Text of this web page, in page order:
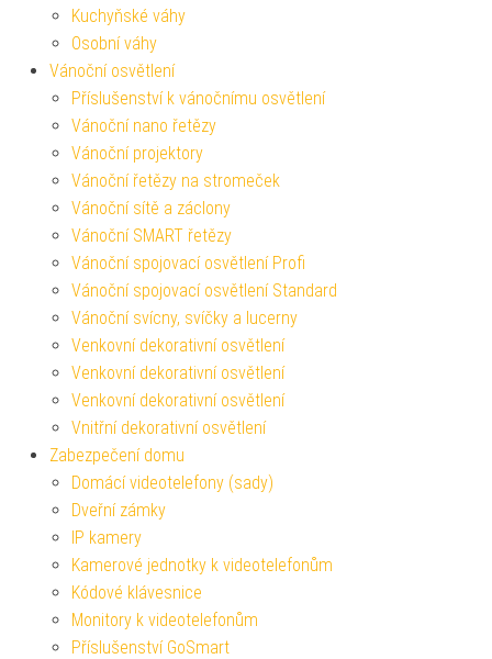
Kuchyňské váhy
Osobní váhy
Vánoční osvětlení
Příslušenství k vánočnímu osvětlení
Vánoční nano řetězy
Vánoční projektory
Vánoční řetězy na stromeček
Vánoční sítě a záclony
Vánoční SMART řetězy
Vánoční spojovací osvětlení Profi
Vánoční spojovací osvětlení Standard
Vánoční svícny, svíčky a lucerny
Venkovní dekorativní osvětlení
Venkovní dekorativní osvětlení
Venkovní dekorativní osvětlení
Vnitřní dekorativní osvětlení
Zabezpečení domu
Domácí videotelefony (sady)
Dveřní zámky
IP kamery
Kamerové jednotky k videotelefonům
Kódové klávesnice
Monitory k videotelefonům
Příslušenství GoSmart